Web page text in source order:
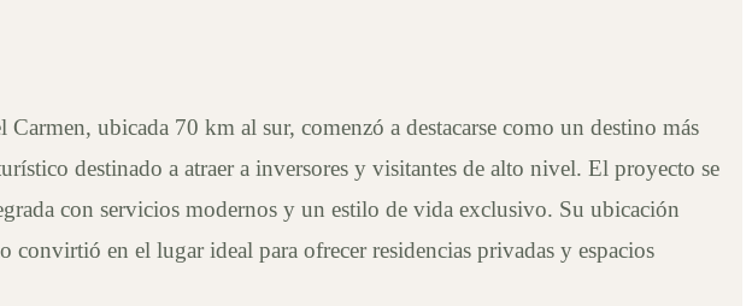
ubicada 70 km al sur, comenzó a destacarse como un destino más
destinado a atraer a inversores y visitantes de alto nivel. El proyecto se
con servicios modernos y un estilo de vida exclusivo. Su ubicación
convirtió en el lugar ideal para ofrecer residencias privadas y espacios